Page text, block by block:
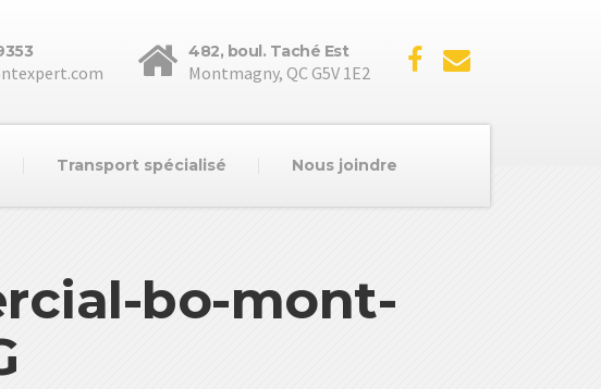
482, boul. Taché Est
Montmagny, QC G5V 1E2
Transport spécialisé Nous joindre
bo-mont-